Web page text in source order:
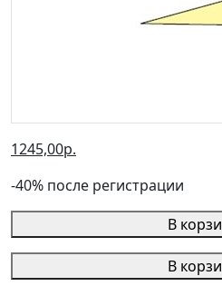
1245,00р.
-40% после регистрации
В
В